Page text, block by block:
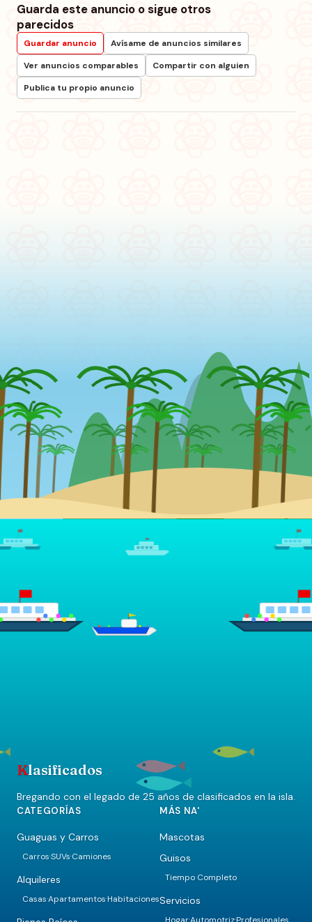
Guarda este anuncio o sigue otros
parecidos
Guardar anuncio
Avísame de anuncios similares
Ver anuncios comparables
Compartir con alguien
Publica tu propio anuncio
Klasificados
Bregando con el legado de 25 años de clasificados en la isla.
CATEGORÍAS
Guaguas y Carros
Carros·SUVs·Camiones
Alquileres
Casas·Apartamentos·Habitaciones
MÁS NA'
Mascotas
Guisos
Tiempo Completo
Servicios
Hogar·Automotriz·Profesionales